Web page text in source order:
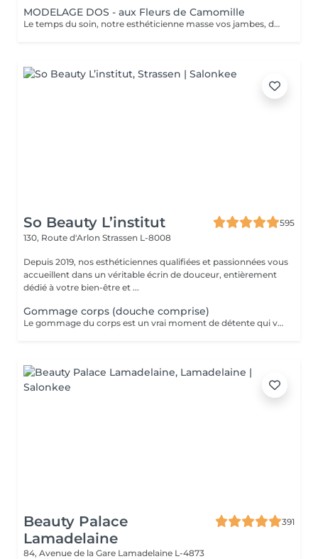
MODELAGE DOS - aux Fleurs de Camomille
Le temps du soin, notre esthéticienne masse vos jambes, des orteils à la taille dans un mouvement tonique qui active la microcirculation et leurs procure un confort sans précédent. Bénéfices : Vos jambes retrouvent fraicheur et légèreté.
So Beauty L’institut
595
130, Route d'Arlon Strassen L-8008
Depuis 2019, nos esthéticiennes qualifiées et passionnées vous
accueillent dans un véritable écrin de douceur, entièrement
dédié à votre bien-être et ...
Gommage corps (douche comprise)
Le gommage du corps est un vrai moment de détente qui va permettre à la peau de se débarrasser de ses cellules mortes et de retrouver une peau douce. Ce soin est parfait juste avant d'aller au soleil pour permettre à la peau de mieux bronzer.
Beauty Palace
Lamadelaine
391
84, Avenue de la Gare Lamadelaine L-4873